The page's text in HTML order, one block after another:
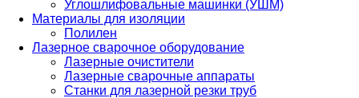
Углошлифовальные машинки (УШМ)
Материалы для изоляции
Полилен
Лазерное сварочное оборудование
Лазерные очистители
Лазерные сварочные аппараты
Станки для лазерной резки труб